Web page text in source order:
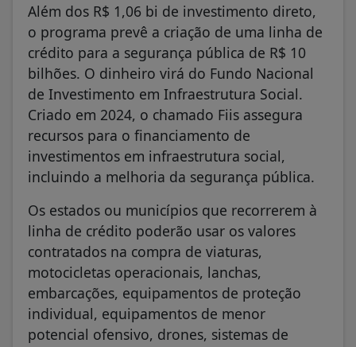
Além dos R$ 1,06 bi de investimento direto,
o programa prevê a criação de uma linha de
crédito para a segurança pública de R$ 10
bilhões. O dinheiro virá do Fundo Nacional
de Investimento em Infraestrutura Social.
Criado em 2024, o chamado Fiis assegura
recursos para o financiamento de
investimentos em infraestrutura social,
incluindo a melhoria da segurança pública.
Os estados ou municípios que recorrerem à
linha de crédito poderão usar os valores
contratados na compra de viaturas,
motocicletas operacionais, lanchas,
embarcações, equipamentos de proteção
individual, equipamentos de menor
potencial ofensivo, drones, sistemas de